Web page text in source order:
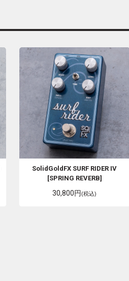
SolidGoldFX SURF RIDER IV
[SPRING REVERB]
30,800円(税込)